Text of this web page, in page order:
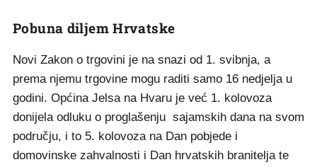
Pobuna diljem Hrvatske
Novi Zakon o trgovini je na snazi od 1. svibnja, a
prema njemu trgovine mogu raditi samo 16 nedjelja u
godini. Općina Jelsa na Hvaru je već 1. kolovoza
donijela odluku o proglašenju sajamskih dana na svom
području, i to 5. kolovoza na Dan pobjede i
domovinske zahvalnosti i Dan hrvatskih branitelja te